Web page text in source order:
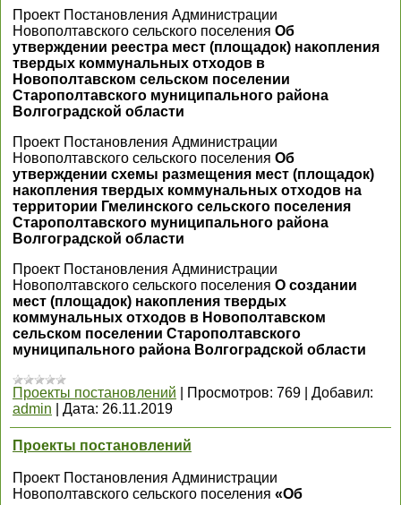
Проект Постановления Администрации
Новополтавского сельского поселения Об
утверждении реестра мест (площадок) накопления
твердых коммунальных отходов в
Новополтавском сельском поселении
Старополтавского муниципального района
Волгоградской области
Проект Постановления Администрации
Новополтавского сельского поселения Об
утверждении схемы размещения мест (площадок)
накопления твердых коммунальных отходов на
территории Гмелинского сельского поселения
Старополтавского муниципального района
Волгоградской области
Проект Постановления Администрации
Новополтавского сельского поселения О создании
мест (площадок) накопления твердых
коммунальных отходов в Новополтавском
сельском поселении Старополтавского
муниципального района Волгоградской области
Проекты постановлений Просмотров: 769
Добавил:
admin
Дата: 26.11.2019
Проекты постановлений
Проект Постановления Администрации
Новополтавского сельского поселения «Об